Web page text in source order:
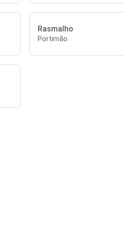
Rasmalho
Portimão